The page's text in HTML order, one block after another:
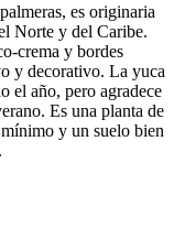
es originaria
Norte y del Caribe.
crema y bordes
y decorativo. La yuca
el año, pero agradece
Es una planta de
y un suelo bien